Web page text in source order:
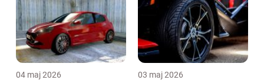
04 maj 2026 03 maj 2026